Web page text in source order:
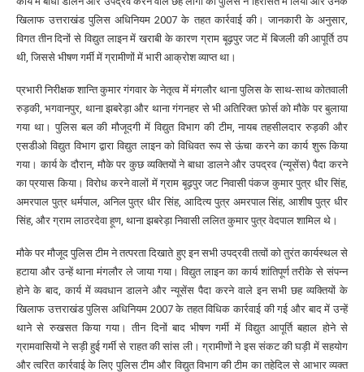
खिलाफ उत्तराखंड पुलिस अधिनियम 2007 के तहत कार्रवाई की। जानकारी के अनुसार,
विगत तीन दिनों से विद्युत लाइन में खराबी के कारण ग्राम बूढ़पुर जट में बिजली की आपूर्ति ठप
थी, जिससे भीषण गर्मी में ग्रामीणों में भारी आक्रोश व्याप्त था।
प्रभारी निरीक्षक शान्ति कुमार गंगवार के नेतृत्व में मंगलौर थाना पुलिस के साथ-साथ कोतवाली
रुड़की, भगवानपुर, थाना झबरेड़ा और थाना गंगनहर से भी अतिरिक्त फ़ोर्स को मौके पर बुलाया
गया था। पुलिस बल की मौजूदगी में विद्युत विभाग की टीम, नायब तहसीलदार रुड़की और
एसडीओ विद्युत विभाग द्वारा विद्युत लाइन को विधिवत रूप से ऊंचा करने का कार्य शुरू किया
गया। कार्य के दौरान, मौके पर कुछ व्यक्तियों ने बाधा डालने और उपद्रव (न्यूसेंस) पैदा करने
का प्रयास किया। विरोध करने वालों में ग्राम बूढ़पुर जट निवासी पंकज कुमार पुत्र धीर सिंह,
अमरपाल पुत्र धर्मपाल, अनिल पुत्र धीर सिंह, आदित्य पुत्र अमरपाल सिंह, आशीष पुत्र धीर
सिंह, और ग्राम लाठरदेवा हूण, थाना झबरेड़ा निवासी ललित कुमार पुत्र वेदपाल शामिल थे।
मौके पर मौजूद पुलिस टीम ने तत्परता दिखाते हुए इन सभी उपद्रवी तत्वों को तुरंत कार्यस्थल से
हटाया और उन्हें थाना मंगलौर ले जाया गया। विद्युत लाइन का कार्य शांतिपूर्ण तरीके से संपन्न
होने के बाद, कार्य में व्यवधान डालने और न्यूसेंस पैदा करने वाले इन सभी छह व्यक्तियों के
खिलाफ उत्तराखंड पुलिस अधिनियम 2007 के तहत विधिक कार्रवाई की गई और बाद में उन्हें
थाने से रुखसत किया गया। तीन दिनों बाद भीषण गर्मी में विद्युत आपूर्ति बहाल होने से
ग्रामवासियों ने सड़ी हुई गर्मी से राहत की सांस ली। ग्रामीणों ने इस संकट की घड़ी में सहयोग
और त्वरित कार्रवाई के लिए पुलिस टीम और विद्युत विभाग की टीम का तहेदिल से आभार व्यक्त